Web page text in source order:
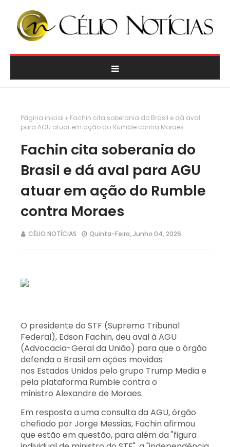
Página inicial
Fachin cita soberania do Brasil e dá aval
para AGU atuar em ação do Rumble contra Moraes
Fachin cita soberania do
Brasil e dá aval para AGU
atuar em ação do Rumble
contra Moraes
CÉLIO NOTÍCIAS Quinta-Feira, Junho 04, 2026
O presidente do STF (Supremo Tribunal
Federal), Edson Fachin, deu aval à AGU
(Advocacia-Geral da União) para que o órgão
defenda o Brasil em ações movidas
nos Estados Unidos pelo grupo Trump Media e
pela plataforma Rumble contra o
ministro Alexandre de Moraes.
Em resposta a uma consulta da AGU, órgão
chefiado por Jorge Messias, Fachin afirmou
que estão em questão, para além da "figura